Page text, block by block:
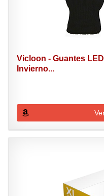
Vicloon - Guantes
Invierno...